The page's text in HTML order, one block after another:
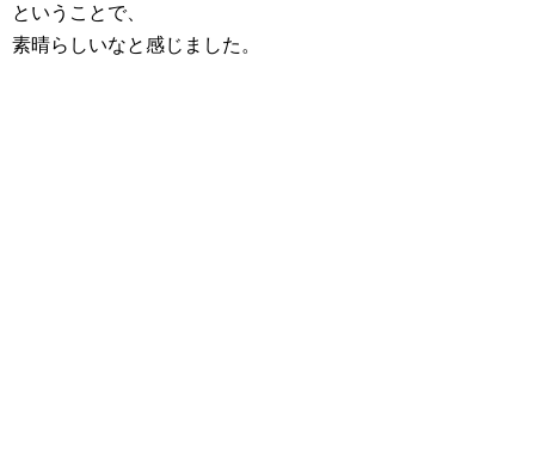
ということで、
素晴らしいなと感じました。